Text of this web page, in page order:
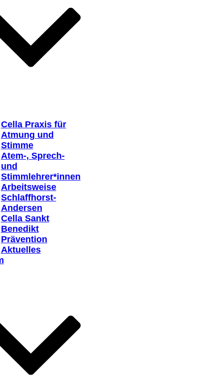
Cella Praxis für
Atmung und
Stimme
Atem-, Sprech-
und
Stimmlehrer*innen
Arbeitsweise
Schlaffhorst-
Andersen
Cella Sankt
Benedikt
Prävention
Aktuelles